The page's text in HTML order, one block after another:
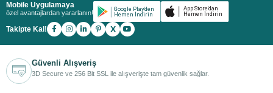
Mobile Uygulamaya
özel avantajlardan yararlanın!
Takipte Kal! X
Güvenli Alışveriş
3D Secure ve 256 Bit SSL ile alışverişte tam güvenlik sağlar.